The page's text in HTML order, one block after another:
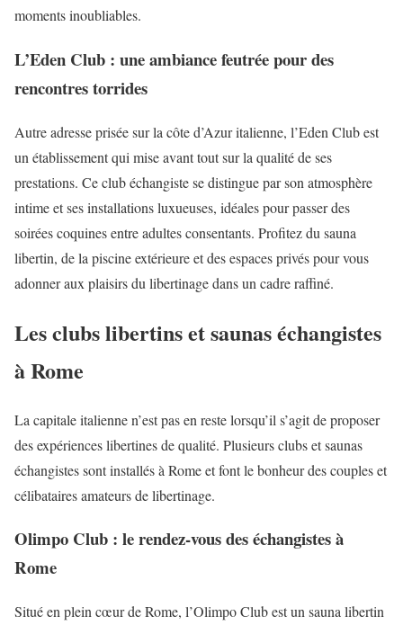
moments inoubliables.
L’Eden Club : une ambiance feutrée pour des
rencontres torrides
Autre adresse prisée sur la côte d’Azur italienne, l’Eden Club est
un établissement qui mise avant tout sur la qualité de ses
prestations. Ce club échangiste se distingue par son atmosphère
intime et ses installations luxueuses, idéales pour passer des
soirées coquines entre adultes consentants. Profitez du sauna
libertin, de la piscine extérieure et des espaces privés pour vous
adonner aux plaisirs du libertinage dans un cadre raffiné.
Les clubs libertins et saunas échangistes
à Rome
La capitale italienne n’est pas en reste lorsqu’il s’agit de proposer
des expériences libertines de qualité. Plusieurs clubs et saunas
échangistes sont installés à Rome et font le bonheur des couples et
célibataires amateurs de libertinage.
Olimpo Club : le rendez-vous des échangistes à
Rome
Situé en plein cœur de Rome, l’Olimpo Club est un sauna libertin